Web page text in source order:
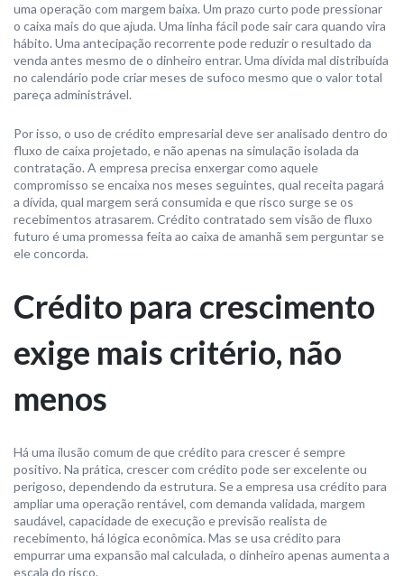
uma operação com margem baixa. Um prazo curto pode pressionar
o caixa mais do que ajuda. Uma linha fácil pode sair cara quando vira
hábito. Uma antecipação recorrente pode reduzir o resultado da
venda antes mesmo de o dinheiro entrar. Uma dívida mal distribuída
no calendário pode criar meses de sufoco mesmo que o valor total
pareça administrável.
Por isso, o uso de crédito empresarial deve ser analisado dentro do
fluxo de caixa projetado, e não apenas na simulação isolada da
contratação. A empresa precisa enxergar como aquele
compromisso se encaixa nos meses seguintes, qual receita pagará
a dívida, qual margem será consumida e que risco surge se os
recebimentos atrasarem. Crédito contratado sem visão de fluxo
futuro é uma promessa feita ao caixa de amanhã sem perguntar se
ele concorda.
Crédito para crescimento
exige mais critério, não
menos
Há uma ilusão comum de que crédito para crescer é sempre
positivo. Na prática, crescer com crédito pode ser excelente ou
perigoso, dependendo da estrutura. Se a empresa usa crédito para
ampliar uma operação rentável, com demanda validada, margem
saudável, capacidade de execução e previsão realista de
recebimento, há lógica econômica. Mas se usa crédito para
empurrar uma expansão mal calculada, o dinheiro apenas aumenta a
escala do risco.